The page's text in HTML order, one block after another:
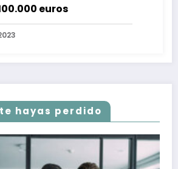
euros
hayas perdido